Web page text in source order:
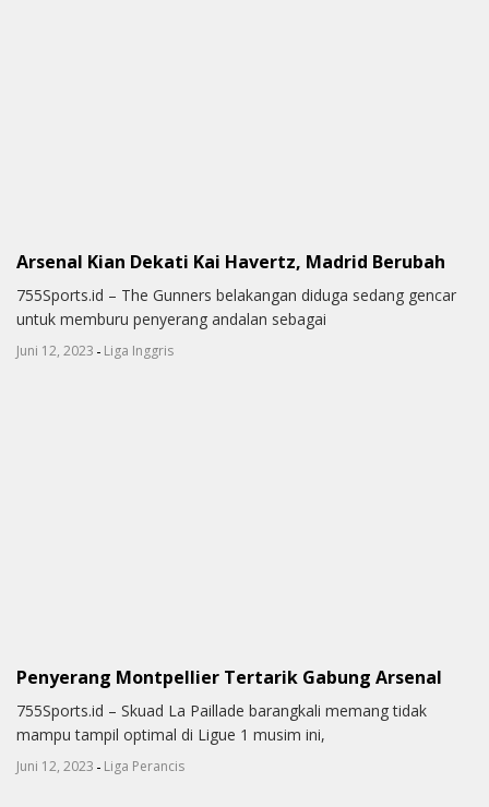
Arsenal Kian Dekati Kai Havertz, Madrid Berubah
755Sports.id – The Gunners belakangan diduga sedang gencar
untuk memburu penyerang andalan sebagai
Juni 12, 2023 - Liga Inggris
Penyerang Montpellier Tertarik Gabung Arsenal
755Sports.id – Skuad La Paillade barangkali memang tidak
mampu tampil optimal di Ligue 1 musim ini,
Juni 12, 2023 - Liga Perancis